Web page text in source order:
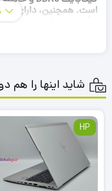
است.
شاید اینها را
HP